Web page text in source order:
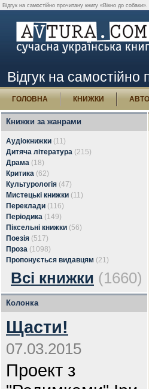
Відгук на самостійно прочитану книгу «Вікно до собаки».
Відгук на самостійно
ГОЛОВНА КНИЖКИ
Книжки за жанрами
Аудіокнижки (11)
Дитяча література (215)
Драма (18)
Критика (62)
Культурологія (47)
Мистецькі книжки (11)
Переклади (116)
Періодика (149)
Піксельні книжки (56)
Поезія (517)
Проза (1098)
Пропонується видавцям (21)
Всі книжки (1660)
Колонка
Щасти!
07.03.2015
Проект з